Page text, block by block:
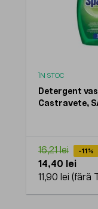
ÎN STOC
Detergent
Castravete,
16,21 lei -11%
14,40 lei
11,90 lei